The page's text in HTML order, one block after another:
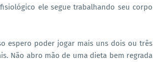
ele segue trabalhando seu corpo
espero poder jogar mais uns dois ou três
Não abro mão de uma dieta bem regrada